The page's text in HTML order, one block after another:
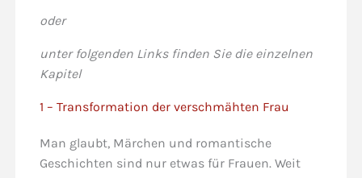
oder
unter folgenden Links finden Sie die einzelnen
Kapitel
1 – Transformation der verschmähten Frau
Man glaubt, Märchen und romantische
Geschichten sind nur etwas für Frauen. Weit